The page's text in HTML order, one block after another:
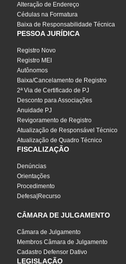
Alteração de Endereço
Cédulas na Formatura
Baixa de Responsabilidade Técnica
PESSOA JURÍDICA
Registro Novo
Registro MEI
Autônomos
Baixa/Cancelamento de Registro
2ª Via de Certificado de PJ
Desconto para Associações
Anuidade PJ
Revigoramento de Registro
Atualização de Responsável Técnico
Atualização de Quadro Técnico
FISCALIZAÇÃO
Denúncias
Orientações
Procedimento
Defesa|Recurso
CÂMARA DE JULGAMENTO
Câmara de Julgamento
Membros Câmara de Julgamento
Cadastro Defensor Dativo
LEGISLAÇÃO